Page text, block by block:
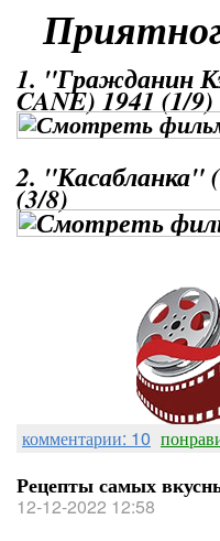
1. "Гражданин
CANE) 1941 (1/9)
2. "Касабланка"
(3/8)
комментарии: 10
Рецепты самых
12-12-2022 12:58